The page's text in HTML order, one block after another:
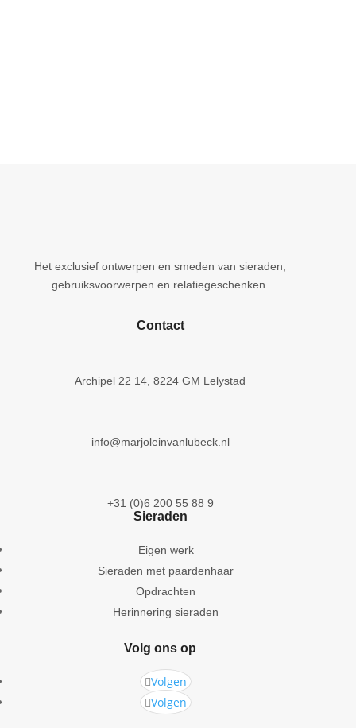
Het exclusief ontwerpen en smeden van sieraden,
gebruiksvoorwerpen en relatiegeschenken.
Contact
Archipel 22 14, 8224 GM Lelystad
info@marjoleinvanlubeck.nl
+31 (0)6 200 55 88 9
Sieraden
Eigen werk
Sieraden met paardenhaar
Opdrachten
Herinnering sieraden
Volg ons op
Volgen
Volgen